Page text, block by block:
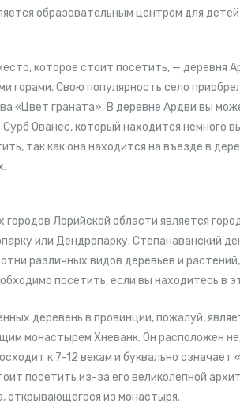
образовательным центром для
которое стоит посетить, — деревня
горами. Свою популярность село
«Цвет граната». В деревне Ардви вы
Ованес, который находится немного
так как она находится на въезде в
Лорийской области является
или Дендропарку. Степанаванский
различных видов деревьев и
посетить, если вы находитесь в
деревень в провинции, пожалуй,
монастырем Хневанк. Он расположен
к 7-12 векам и буквально
посетить из-за его великолепной
открывающегося из монастыря.